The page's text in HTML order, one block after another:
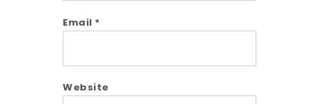
Email *
Website